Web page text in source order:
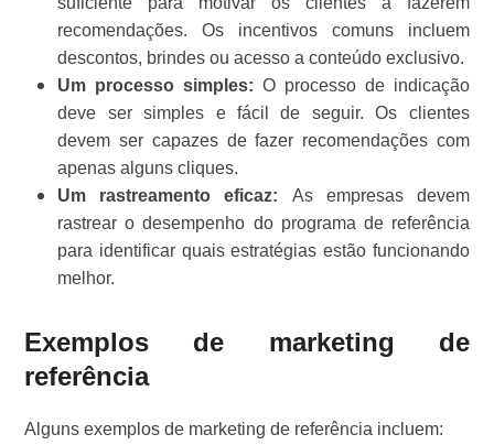
recomendações. Os incentivos comuns incluem
descontos, brindes ou acesso a conteúdo exclusivo.
Um processo simples: O processo de indicação
deve ser simples e fácil de seguir. Os clientes
devem ser capazes de fazer recomendações com
apenas alguns cliques.
Um rastreamento eficaz: As empresas devem
rastrear o desempenho do programa de referência
para identificar quais estratégias estão funcionando
melhor.
Exemplos de marketing de
referência
Alguns exemplos de marketing de referência incluem: